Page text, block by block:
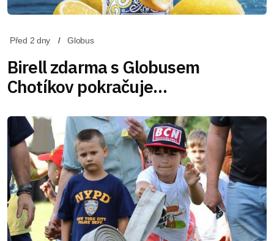
Před 2 dny Globus
Birell zdarma s Globusem
Chotíkov pokračuje…